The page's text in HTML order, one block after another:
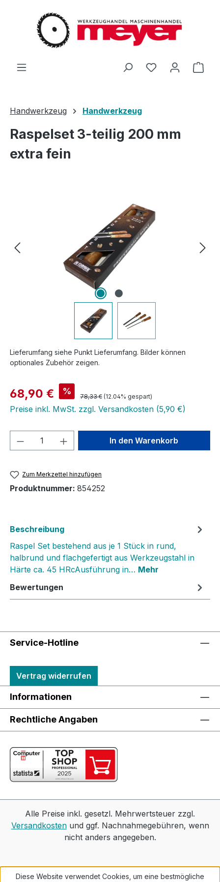
Zum Hauptinhalt springen
Du hast 0
Handwerkzeug Handwerkzeug
Raspelset 3-teilig 200 mm
extra fein
Lieferumfang siehe Punkt Lieferumfang. Bilder können
optionales Zubehör zeigen.
Verkaufspreis:
68,90 € % Regulärer Preis:
78,33 € (12.04% gespart)
Preise inkl. MwSt. zzgl. Versandkosten (5,90 €)
Produkt Anzahl: Gib denIn den Warenkorb
Zum Merkzettel hinzufügen
Produktnummer: 854252
Beschreibung
Raspel Set bestehend aus je 1 Stück in rund,
halbrund und flachgefertigt aus Werkzeugstahl in
Härte ca. 45 HRcAusführung in… Mehr
Bewertungen
Service-Hotline
Vertrag widerrufen
Informationen
Rechtliche Angaben
Alle Preise inkl. gesetzl. Mehrwertsteuer zzgl.
Versandkostenund ggf. Nachnahmegebühren, wenn
nicht anders angegeben.
Diese Website verwendet Cookies, um eine bestmögliche